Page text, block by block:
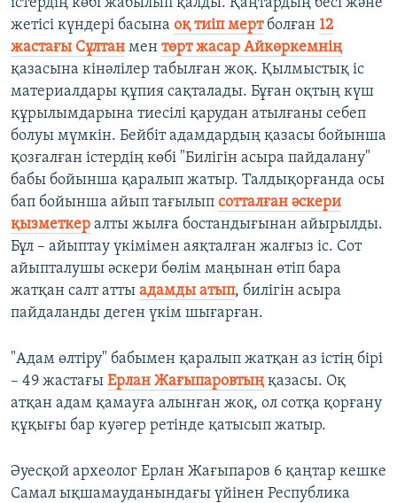
жетісі күндері басына оқ тиіп мертболған 12
жастағы Сұлтан мен төрт жасар Айкөркемнің
қазасына кінәлілер табылған жоқ. Қылмыстық іс
материалдары құпия сақталады. Бұған оқтың күш
құрылымдарына тиесілі қарудан атылғаны себеп
болуы мүмкін. Бейбіт адамдардың қазасы бойынша
қозғалған істердің көбі "Билігін асыра пайдалану"
бабы бойынша қаралып жатыр. Талдықорғанда осы
бап бойынша айып тағылып сотталған әскери
қызметкер алты жылға бостандығынан айырылды.
Бұл – айыптау үкімімен аяқталған жалғыз іс. Сот
айыпталушы әскери бөлім маңынан өтіп бара
жатқан салт атты адамды атып, билігін асыра
пайдаланды деген үкім шығарған.
"Адам өлтіру" бабымен қаралып жатқан аз істің бірі
– 49 жастағы Ерлан Жағыпаровтыңқазасы. Оқ
атқан адам қамауға алынған жоқ, ол сотқа қорғану
құқығы бар куәгер ретінде қатысып жатыр.
Әуесқой археолог Ерлан Жағыпаров 6 қаңтар кешке
Самал ықшамауданындағы үйінен Республика